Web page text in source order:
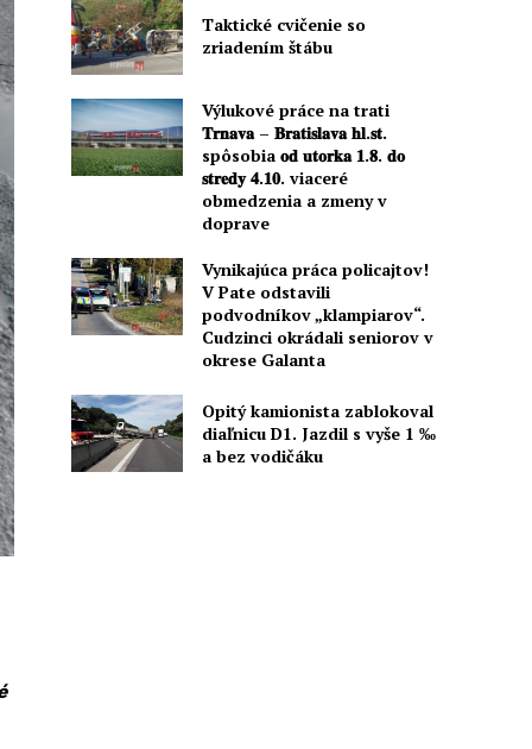
Taktické cvičenie so
zriadením štábu
Výlukové práce na trati
𝐓𝐫𝐧𝐚𝐯𝐚 – 𝐁𝐫𝐚𝐭𝐢𝐬𝐥𝐚𝐯𝐚 𝐡𝐥.𝐬𝐭.
spôsobia 𝐨𝐝 𝐮𝐭𝐨𝐫𝐤𝐚 𝟏.𝟖. 𝐝𝐨
𝐬𝐭𝐫𝐞𝐝𝐲 𝟒.𝟏𝟎. viaceré
obmedzenia a zmeny v
doprave
Vynikajúca práca policajtov!
V Pate odstavili
podvodníkov „klampiarov“.
Cudzinci okrádali seniorov v
okrese Galanta
Opitý kamionista zablokoval
diaľnicu D1. Jazdil s vyše 1 ‰
a bez vodičáku